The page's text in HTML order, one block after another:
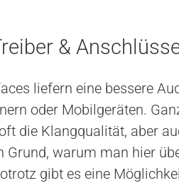
&
liefern eine bessere
oder Mobilgeräten.
die Klangqualität, aber
Grund, warum man hier
gibt es eine